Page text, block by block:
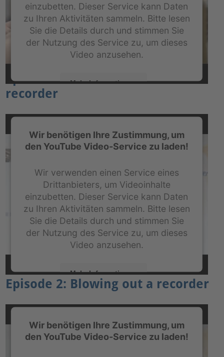
einzubetten. Dieser Service kann Daten
zu Ihren Aktivitäten sammeln. Bitte lesen
Sie die Details durch und stimmen Sie
der Nutzung des Service zu, um dieses
Video anzusehen.
Mehr Informationen
Platform&eRecht24
Episode 1: How to assemble a
recorder
Wir benötigen Ihre Zustimmung, um
den YouTube Video-Service zu laden!
Wir verwenden einen Service eines
Drittanbieters, um Videoinhalte
einzubetten. Dieser Service kann Daten
zu Ihren Aktivitäten sammeln. Bitte lesen
Sie die Details durch und stimmen Sie
der Nutzung des Service zu, um dieses
Video anzusehen.
Mehr Informationen
Platform&eRecht24
Episode 2: Blowing out a recorder
Wir benötigen Ihre Zustimmung, um
den YouTube Video-Service zu laden!